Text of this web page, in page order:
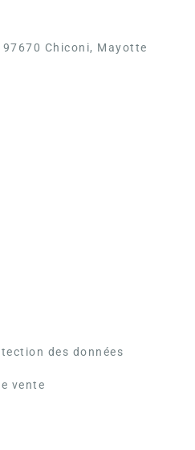
Chiconi, Mayotte
des données
vente